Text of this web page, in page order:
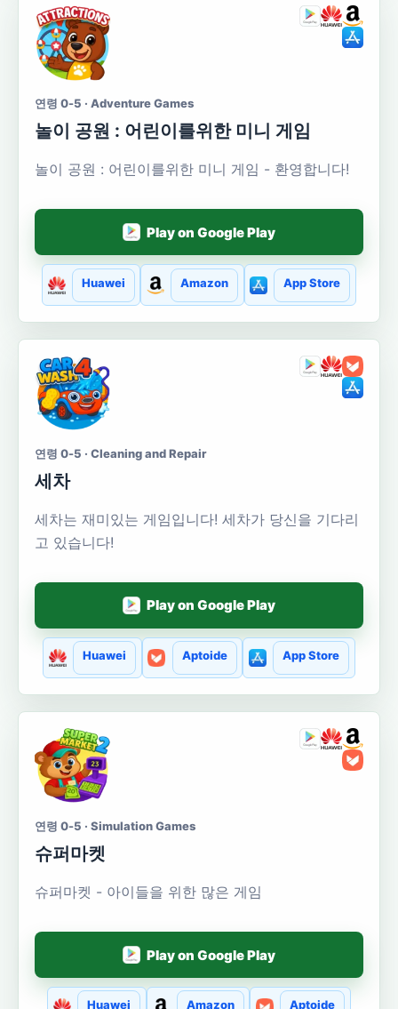
연령 0-5 · Adventure Games
놀이 공원 : 어린이를위한 미니 게임
놀이 공원 : 어린이를위한 미니 게임 - 환영합니다!
Play on Google Play
Huawei Amazon App Store
연령 0-5 · Cleaning and Repair
세차
세차는 재미있는 게임입니다! 세차가 당신을 기다리
고 있습니다!
Play on Google Play
Huawei Aptoide App Store
연령 0-5 · Simulation Games
슈퍼마켓
슈퍼마켓 - 아이들을 위한 많은 게임
Play on Google Play
Huawei Amazon Aptoide